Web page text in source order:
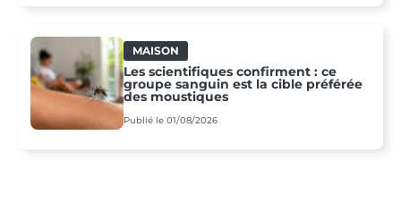
MAISON
Les scientifiques confirment : ce
groupe sanguin est la cible préférée
des moustiques
Publié le 01/08/2026